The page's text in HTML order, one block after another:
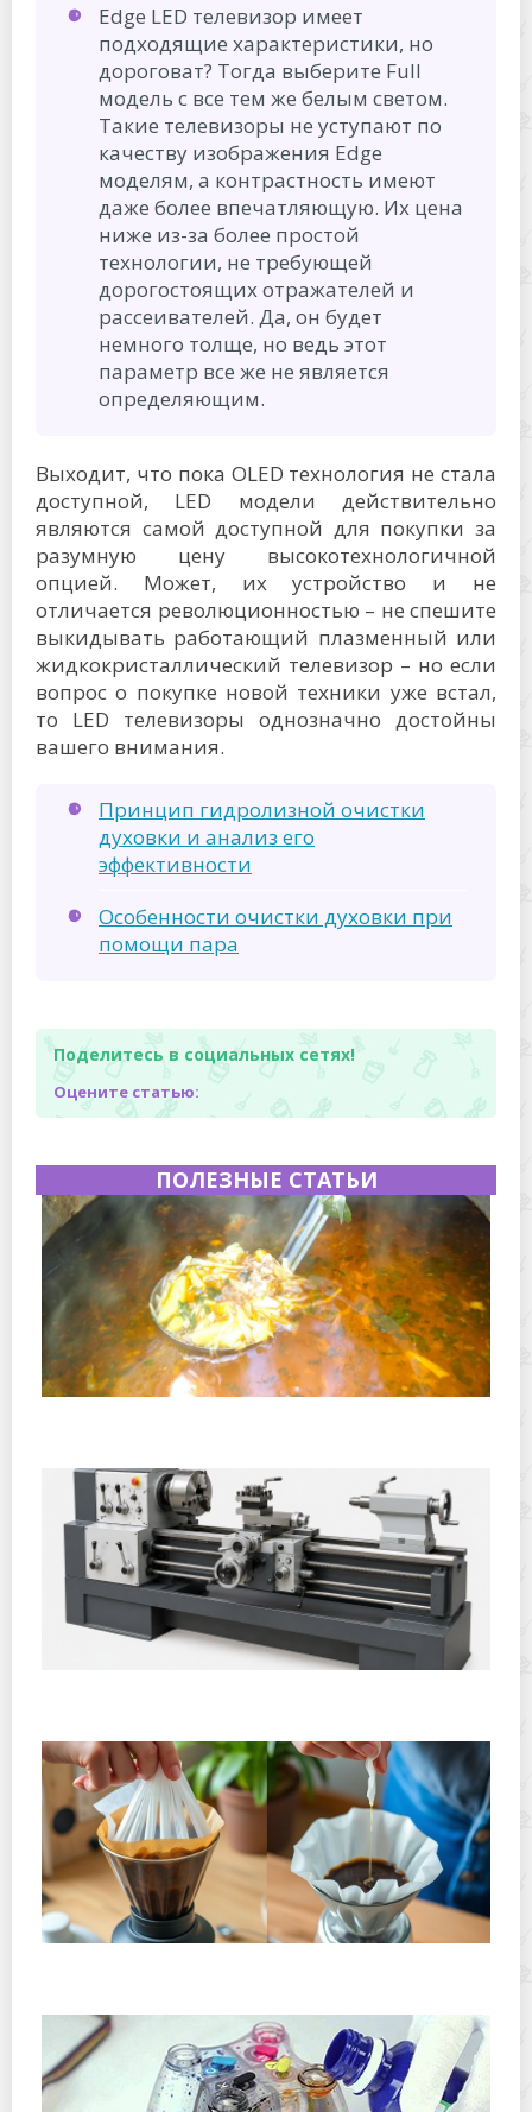
Edge LED телевизор имеет
подходящие характеристики, но
дороговат? Тогда выберите Full
модель с все тем же белым светом.
Такие телевизоры не уступают по
качеству изображения Edge
моделям, а контрастность имеют
даже более впечатляющую. Их цена
ниже из-за более простой
технологии, не требующей
дорогостоящих отражателей и
рассеивателей. Да, он будет
немного толще, но ведь этот
параметр все же не является
определяющим.
Выходит, что пока OLED технология не стала
доступной, LED модели действительно
являются самой доступной для покупки за
разумную цену высокотехнологичной
опцией. Может, их устройство и не
отличается революционностью – не спешите
выкидывать работающий плазменный или
жидкокристаллический телевизор – но если
вопрос о покупке новой техники уже встал,
то LED телевизоры однозначно достойны
вашего внимания.
Принцип гидролизной очистки
духовки и анализ его
эффективности
Особенности очистки духовки при
помощи пара
Поделитесь в социальных сетях!
Оцените статью:
ПОЛЕЗНЫЕ СТАТЬИ